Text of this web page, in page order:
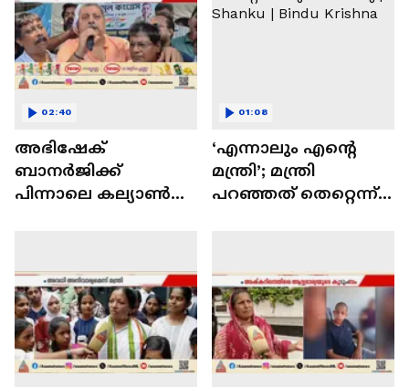
അഭിഷേക്
ബാനര്‍ജിക്ക്
പിന്നാലെ കല്യാണ്‍
ബംഗാളില്‍ വ്യാപക
ആക്രമണം
02:40
‘എന്നാലും എൻ്റെ
മന്ത്രി’; മന്ത്രി
പറഞ്ഞത് തെറ്റെന്ന്
01:08